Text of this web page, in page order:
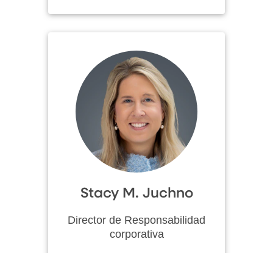
Stacy M. Juchno
Director de Responsabilidad
corporativa